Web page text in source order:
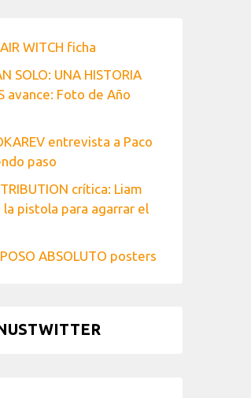
WITCH ficha
SOLO: UNA HISTORIA
avance: Foto de Año
entrevista a Paco
paso
crítica: Liam
pistola para agarrar el
ABSOLUTO posters